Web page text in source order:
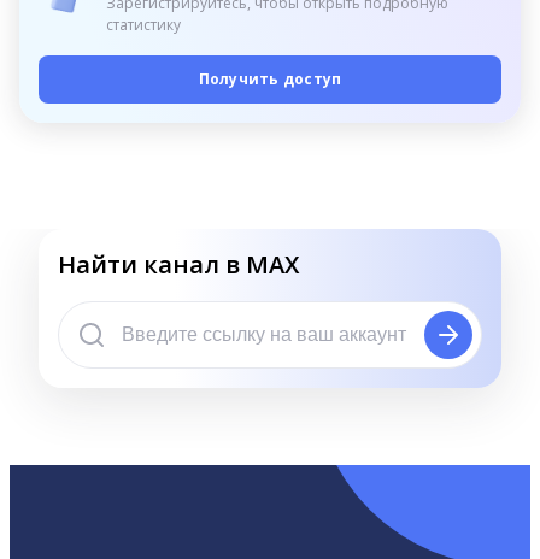
статистику
Получить доступ
Найти канал в MAX